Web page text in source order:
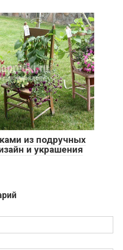
из подручных
и украшения